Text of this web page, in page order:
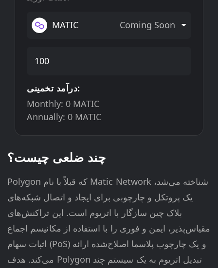
MATIC Coming Soon
درآمد تخمینی:
Monthly: 0 MATIC
Annually: 0 MATIC
چند ضلعی چیست؟
Polygon که قبلاً با نام Matic Network شناخته می‌شد،
یک پروتکل و چارچوبی برای ایجاد و اتصال شبکه‌های
بلاک چین سازگار با اتریوم است. این تراکنش‌های
مقیاس‌پذیر، ایمن و فوری را با استفاده از مکانیسم اجماع
اثبات سهام (PoS) و یک چارچوب پلاسما اصلاح‌شده ارائه
می‌کند. هدف Polygon تبدیل اتریوم به یک سیستم چند